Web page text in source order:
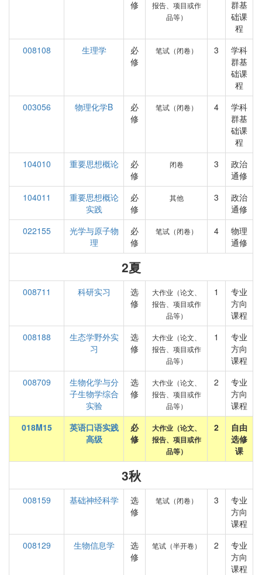
修
报告、项目或作
品等）
群基
础课
程
008108
生理学
必
修
笔试（闭卷） 3
学科
群基
础课
程
003056
物理化学B
必
修
笔试（闭卷） 4
学科
群基
础课
程
104010
重要思想概论
必
修
闭卷 3
政治
通修
104011
重要思想概论
实践
必
修
其他 3
政治
通修
022155
光学与原子物
理
必
修
笔试（闭卷） 4
物理
通修
2夏
008711 科研实习
选
修
大作业（论文、
报告、项目或作
品等）
1
专业
方向
课程
008188
生态学野外实
习
选
修
大作业（论文、
报告、项目或作
品等）
1
专业
方向
课程
008709
生物化学与分
子生物学综合
实验
选
修
大作业（论文、
报告、项目或作
品等）
2
专业
方向
课程
018M15
英语口语实践
高级
必
修
大作业（论文、
报告、项目或作
品等）
2
自由
选修
课
3秋
008159 基础神经科学
选
修
笔试（闭卷） 3
专业
方向
课程
008129
生物信息学
选
修
笔试（半开卷） 2
专业
方向
课程